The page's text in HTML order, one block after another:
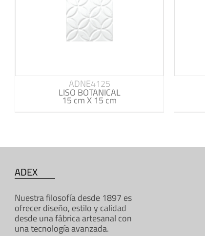
ADNE4125
LISO BOTANICAL
15 cm X 15 cm
ADEX
Nuestra filosofía desde 1897 es
ofrecer diseño, estilo y calidad
desde una fábrica artesanal con
una tecnología avanzada.